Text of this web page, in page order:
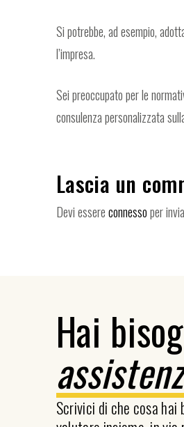
Si potrebbe, ad esempio,
l’impresa.
Sei preoccupato per le
consulenza personalizzata
Lascia un
Devi essereconnessoper
Hai
Scrivici di che cosa